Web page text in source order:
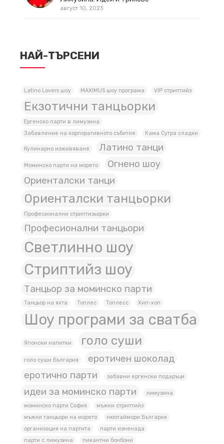
август 10, 2023
НАЙ-ТЪРСЕНИ
Latino Lovers шоу MAXIMUS шоу програма VIP стриптийз
Екзотични танцьорки
Ергенско парти в лимузина
Забавление на корпоративното събитие
Кама Сутра сладки
Кулинарно изживяване Латино танци
Моминско парти на морето
Огнено шоу
Ориенталски танци
Ориенталски танцьорки
Професионални стриптизьорки
Професионални танцьори
Светлинно шоу
Стриптийз шоу
Танцьор за моминско парти
Танцьор на яхта Топлес Топлесс Хип-хоп
Шоу програми за сватба
Японски напитки голо суши
голо суши България
еротичен шоколад
еротично парти
забавни ергенски подаръци
идеи за моминско парти
лимузина
моминско парти София
мъжки стриптийз
мъжки танцьори на морето
нюотаймори България
организация на партита
парти изненада
парти с лимузина
пикантни бонбони